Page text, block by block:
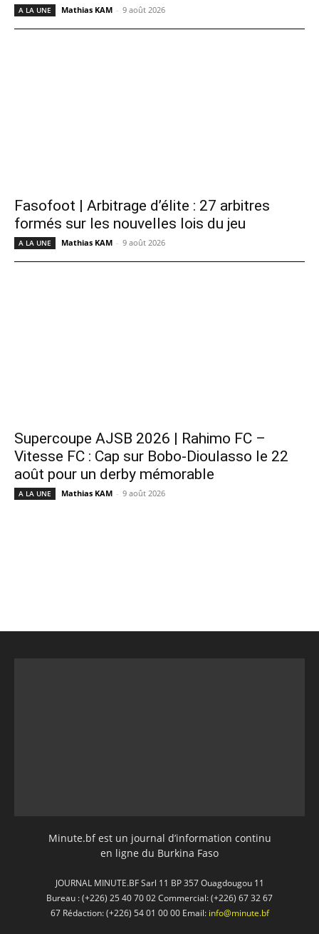
A LA UNE Mathias KAM - 9 août 2026
Fasofoot | Arbitrage d’élite : 27 arbitres
formés sur les nouvelles lois du jeu
A LA UNE Mathias KAM - 9 août 2026
Supercoupe AJSB 2026 | Rahimo FC –
Vitesse FC : Cap sur Bobo-Dioulasso le 22
août pour un derby mémorable
A LA UNE Mathias KAM - 9 août 2026
Minute.bf est un journal d’information continu
en ligne du Burkina Faso
JOURNAL MINUTE.BF Sarl 11 BP 357 Ouagdougou 11
Bureau : (+226) 25 40 70 02 Commercial: (+226) 67 32 67
67 Rédaction: (+226) 54 01 00 00 Email: info@minute.bf